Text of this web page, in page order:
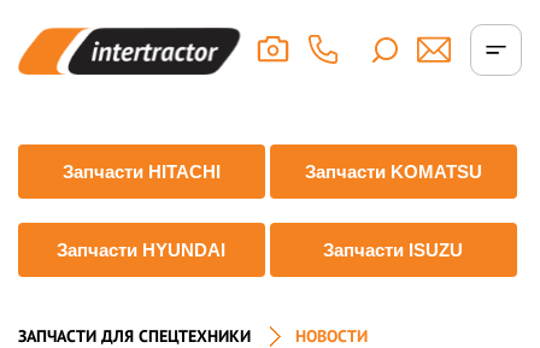
Запчасти HITACHI Запчасти KOMATSU
Запчасти HYUNDAI Запчасти ISUZU
ЗАПЧАСТИ ДЛЯ СПЕЦТЕХНИКИ НОВОСТИ